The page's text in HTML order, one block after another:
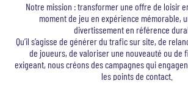
Notre mission : transformer une offre de loisir
moment de jeu en expérience mémorable,
divertissement en référence
Qu’il s’agisse de générer du trafic sur site, de
de joueurs, de valoriser une nouveauté ou de
exigeant, nous créons des campagnes qui
les points de contact.